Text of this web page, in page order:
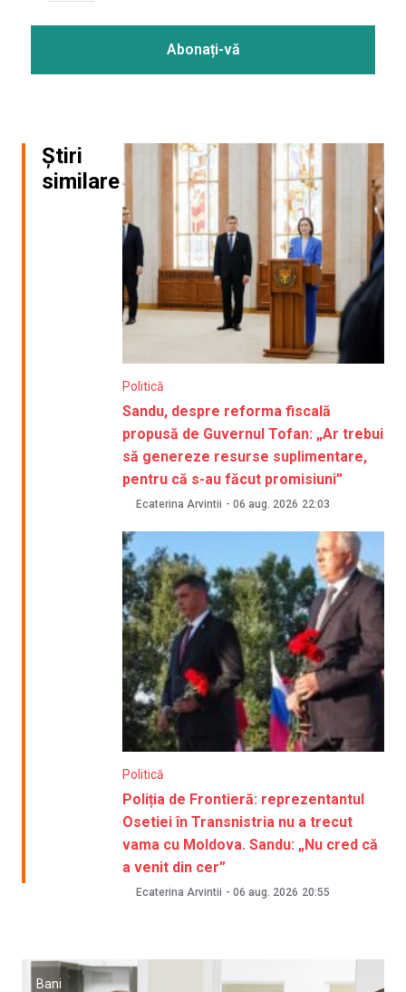
Știri
similare
Politică
Sandu, despre reforma fiscală
propusă de Guvernul Tofan: „Ar trebui
să genereze resurse suplimentare,
pentru că s-au făcut promisiuni”
Ecaterina Arvintii - 06 aug. 2026 22:03
Politică
Poliția de Frontieră: reprezentantul
Osetiei în Transnistria nu a trecut
vama cu Moldova. Sandu: „Nu cred că
a venit din cer”
Ecaterina Arvintii - 06 aug. 2026 20:55
Bani